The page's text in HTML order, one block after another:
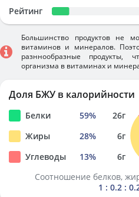
Рейтинг
Большинство продуктов не
витаминов и минералов.
разннообразные продукты,
организма в витаминах и
Доля БЖУ в калорийности
Белки 59% 26г
Жиры
28% 6г
Углеводы
13% 6г
Соотношение белков,
1 : 0.2 :